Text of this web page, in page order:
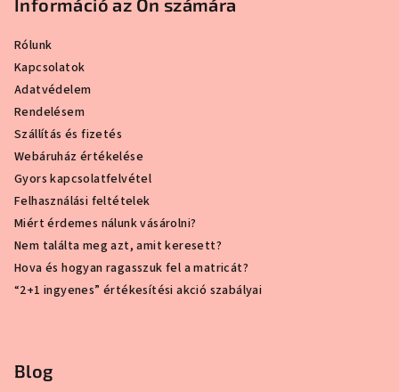
Információ az Ön számára
Rólunk
Kapcsolatok
Adatvédelem
Rendelésem
Szállítás és fizetés
Webáruház értékelése
Gyors kapcsolatfelvétel
Felhasználási feltételek
Miért érdemes nálunk vásárolni?
Nem találta meg azt, amit keresett?
Hova és hogyan ragasszuk fel a matricát?
“2+1 ingyenes” értékesítési akció szabályai
Blog